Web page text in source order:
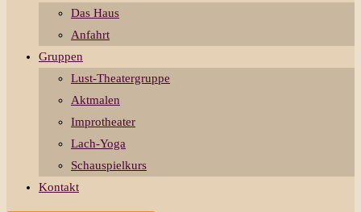
Das Haus
Anfahrt
Gruppen
Lust-Theatergruppe
Aktmalen
Improtheater
Lach-Yoga
Schauspielkurs
Kontakt